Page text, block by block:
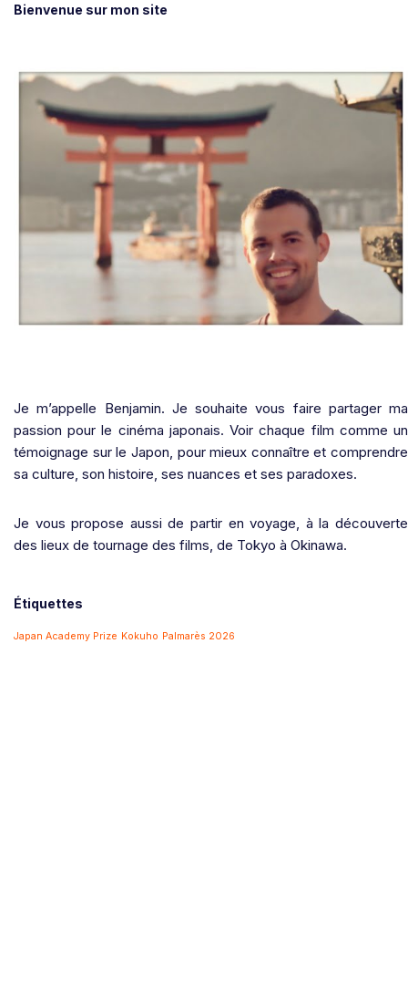
Bienvenue sur mon site
Je m’appelle Benjamin. Je souhaite vous faire partager ma
passion pour le cinéma japonais. Voir chaque film comme un
témoignage sur le Japon, pour mieux connaître et comprendre
sa culture, son histoire, ses nuances et ses paradoxes.
Je vous propose aussi de partir en voyage, à la découverte
des lieux de tournage des films, de Tokyo à Okinawa.
Étiquettes
Japan Academy Prize Kokuho Palmarès 2026